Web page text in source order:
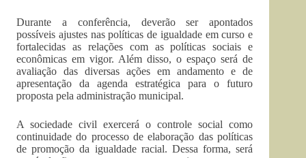
Durante a conferência, deverão ser apontados
possíveis ajustes nas políticas de igualdade em curso e
fortalecidas as relações com as políticas sociais e
econômicas em vigor. Além disso, o espaço será de
avaliação das diversas ações em andamento e de
apresentação da agenda estratégica para o futuro
proposta pela administração municipal.
A sociedade civil exercerá o controle social como
continuidade do processo de elaboração das políticas
de promoção da igualdade racial. Dessa forma, será